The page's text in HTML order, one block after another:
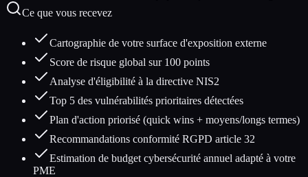
Ce que vous recevez
Cartographie de votre surface d'exposition externe
Score de risque global sur 100 points
Analyse d'éligibilité à la directive NIS2
Top 5 des vulnérabilités prioritaires détectées
Plan d'action priorisé (quick wins + moyens/longs termes)
Recommandations conformité RGPD article 32
Estimation de budget cybersécurité annuel adapté à votre
PME